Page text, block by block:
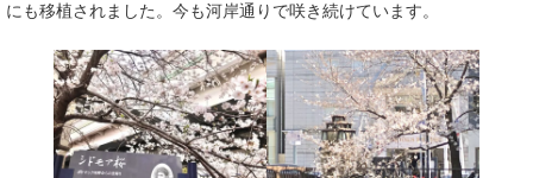
にも移植されました。今も河岸通りで咲き続けています。